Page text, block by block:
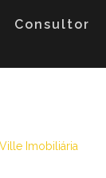
Consultor
Imobiliária